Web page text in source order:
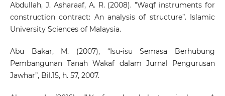
Abdullah, J. Asharaaf, A. R. (2008). ”Waqf instruments for
construction contract: An analysis of structure”. Islamic
University Sciences of Malaysia.
Abu Bakar, M. (2007), “Isu-isu Semasa Berhubung
Pembangunan Tanah Wakaf dalam Jurnal Pengurusan
Jawhar”, Bil.15, h. 57, 2007.